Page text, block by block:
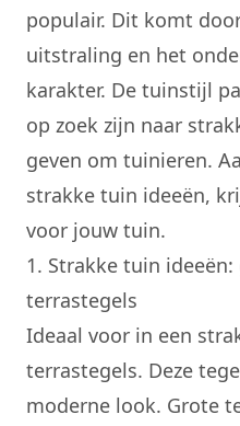
populair. Dit komt
uitstraling en het
karakter. De tuinstijl
op zoek zijn naar
geven om tuinieren.
strakke tuin ideeën,
voor jouw tuin.
1. Strakke tuin
terrastegels
Ideaal voor in een
terrastegels. Deze
moderne look. Grote